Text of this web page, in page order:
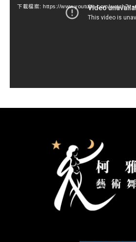
下載檔案: https://www.youtube.com/